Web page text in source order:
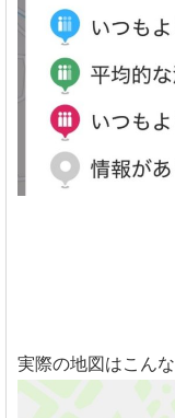
実際の地図はこんな